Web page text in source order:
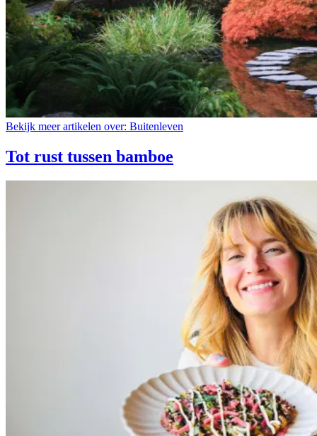
Bekijk meer artikelen over: Buitenleven
Tot rust tussen bamboe